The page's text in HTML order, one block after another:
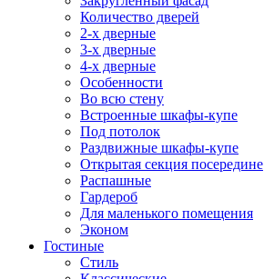
Количество дверей
2-х дверные
3-х дверные
4-х дверные
Особенности
Во всю стену
Встроенные шкафы-купе
Под потолок
Раздвижные шкафы-купе
Открытая секция посередине
Распашные
Гардероб
Для маленького помещения
Эконом
Гостиные
Стиль